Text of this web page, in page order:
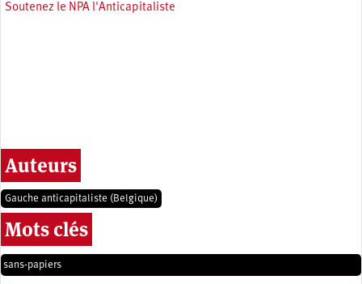
Soutenez le NPA l'Anticapitaliste
Auteurs
Gauche anticapitaliste (Belgique)
Mots clés
sans-papiers